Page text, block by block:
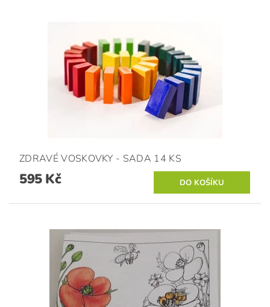
ZDRAVÉ VOSKOVKY - SADA 14 KS
595 Kč